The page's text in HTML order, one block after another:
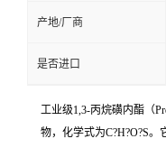
产地/厂商
是否进口
工业级1,3-丙烷磺内酯（
物，化学式为C?H?O?S